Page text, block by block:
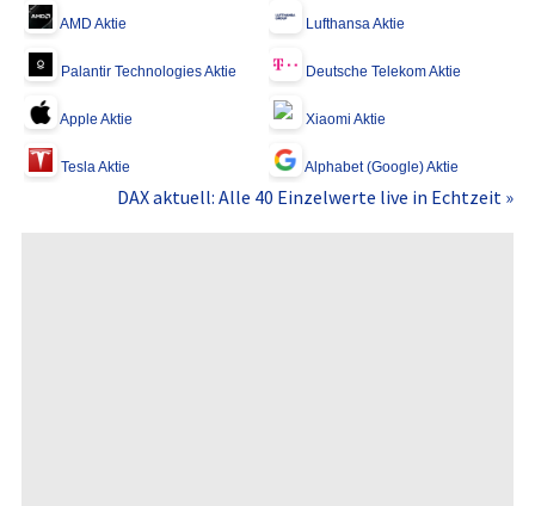
AMD Aktie Lufthansa Aktie
Palantir Technologies Aktie Deutsche Telekom Aktie
Apple Aktie Xiaomi Aktie
Tesla Aktie Alphabet (Google) Aktie
DAX aktuell: Alle 40 Einzelwerte live in Echtzeit »